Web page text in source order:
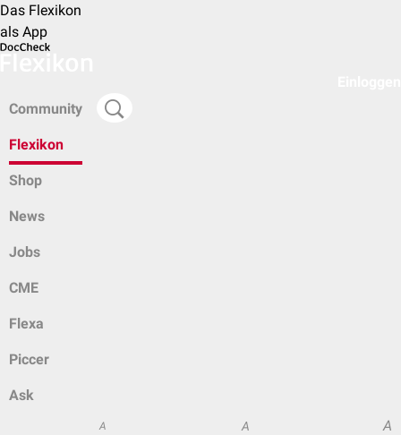
Das Flexikon
als App
Community
Flexikon
Shop
News
Jobs
CME
Flexa
Piccer
Ask
A A A